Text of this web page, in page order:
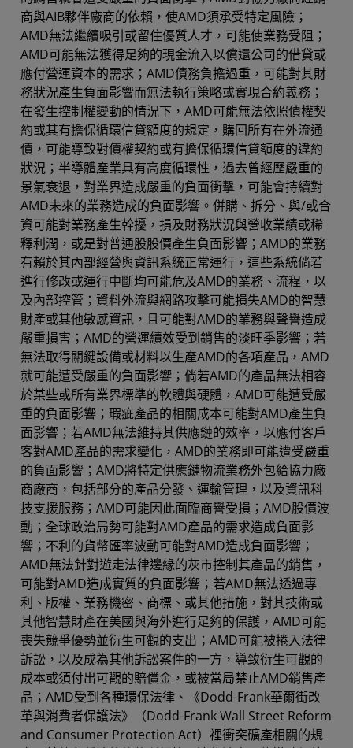
商與AIB夥伴廠商的依賴，使AMD須承受特定風險；
AMD無法繼續吸引或留住優質人才，可能使業務受阻；
AMD可能無法獲得足夠的現金流入以償還公司的借貸或
應付營運資本的需求；AMD債務負擔過重，可能對其財
務狀況產生負面影響而無法執行策略或實現合約義務；
在發生控制權變動的情況下，AMD可能無法依照債權契
約或其有擔保循環信貸額度的規定，購回所有在外流通
債，可能導致對債權契約或有擔保循環信貸額度的違約
狀況；半導體產業具有高度循環性，過去曾經歷嚴重的
景氣衰退，對業界造成嚴重的負面衝擊，可能會持續對
AMD未來的業務造成的負面影響。併購、拆分、與/或合
資可能對業務產生幹擾，損及財務狀況與營收業績或稀
釋利潤，或是對普通股股價產生負面影響；AMD的業務
有賴於其內部經營與資訊系統正常運行，這些系統倘若
進行修改或運行中斷均可能危及AMD的業務、流程，以
及內部控管；資料外流與網路攻擊可能損失AMD的智慧
財產或其他敏感資訊，且可能對AMD的業務與聲譽造成
嚴重損害；AMD的營運績效受到銷售的淡旺季影響；若
無法取得關鍵設備或材料以生產AMD的各項產品，AMD
就可能遭受嚴重的負面影響；倘若AMD的產品無法相容
於某些或所有業界標準的軟體與硬體，AMD可能遭受嚴
重的負面影響；瑕疵產品的相關成本可能對AMD產生負
面影響；若AMD無法維持其供應鏈的效率，以應付客戶
客對AMD產品的需求變化，AMD的業務即可能遭受嚴重
的負面影響；AMD將特定供應鏈物流業務外包給協力廠
商廠商，包括部分的產品分發、運輸管理，以及資訊科
技支援服務；AMD可能因此面臨商譽受損；AMD股價波
動；全球政治局勢可能對AMD產品的需求造成負面影
響；不利的貨幣匯率波動可能對AMD造成負面影響；
AMD無法針對遊走法律邊緣的灰市控制其產品的銷售，
可能對AMD造成實質的負面影響；若AMD無法透過專
利、版權、業務機密、商標、或其他措施，對其技術或
其他智慧財產在美國與海外進行足夠的保護，AMD可能
喪失競爭優勢並衍生可觀的支出；AMD可能被捲入法律
訴訟，以及成為其他訴訟案件的一方，導致衍生可觀的
成本或須付出可觀的賠償金，或被當局禁止AMD銷售產
品；AMD受到各種環保法律、《Dodd-Frank華爾街改
革與消費者保護法》（Dodd-Frank Wall Street Reform
and Consumer Protection Act）裡衝突礦產相關的規